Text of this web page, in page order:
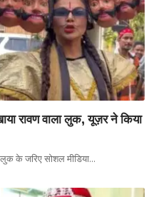
रावण वाला लुक, यूज़र ने किया
के जरिए सोशल मीडिया…